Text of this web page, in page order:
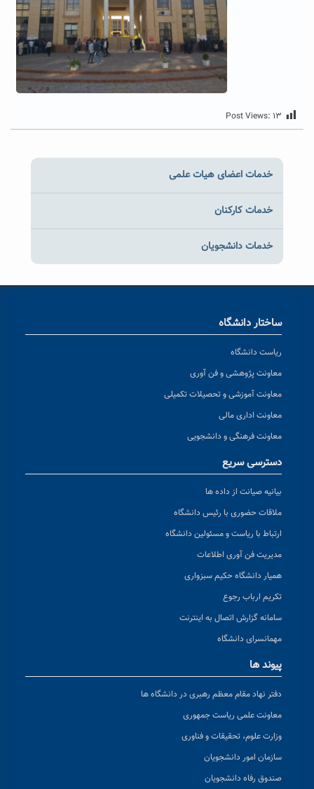
Post Views: ۱۳
خدمات اعضای هیات علمی
خدمات کارکنان
خدمات دانشجویان
ساختار دانشگاه
ریاست دانشگاه
معاونت پژوهشی و فن آوری
معاونت آموزشی و تحصیلات تکمیلی
معاونت اداری مالی
معاونت فرهنگی و دانشجویی
دسترسی سریع
بیانیه صیانت از داده ها
ملاقات حضوری با رئیس دانشگاه
ارتباط با ریاست و مسئولین دانشگاه
مدیریت فن آوری اطلاعات
همیار دانشگاه حکیم سبزواری
تکریم ارباب رجوع
سامانه گزارش اتصال به اینترنت
مهمانسرای دانشگاه
پیوند ها
دفتر نهاد مقام معظم رهبری در دانشگاه ها
معاونت علمی ریاست جمهوری
وزارت علوم، تحقیقات و فناوری
سازمان امور دانشجویان
صندوق رفاه دانشجویان